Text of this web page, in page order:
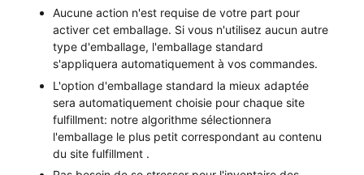
Aucune action n'est requise de votre part pour
activer cet emballage. Si vous n'utilisez aucun autre
type d'emballage, l'emballage standard
s'appliquera automatiquement à vos commandes.
L'option d'emballage standard la mieux adaptée
sera automatiquement choisie pour chaque site
fulfillment: notre algorithme sélectionnera
l'emballage le plus petit correspondant au contenu
du site fulfillment .